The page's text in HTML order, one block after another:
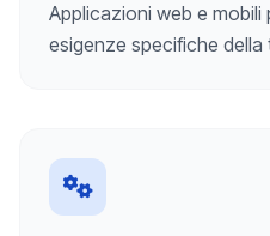
Applicazioni web e mobili
esigenze specifiche della